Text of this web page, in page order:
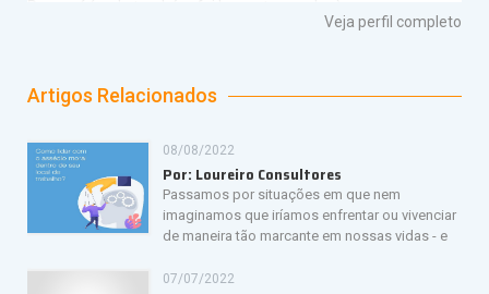
e D'Amaro Odontologia Estética
Manager Magazine, da qual foi o primeiro brasileiro a sair na
capa (Outubro de 2017). Também “guest writer" do portal
norte-americano
The Company Dimee “Founder of the Week”
na revista californianaDatabird Journal.
Carreira corporativa construída em empresas e organizações
Embaixada dos EUA,Ambev,Souza CruzePhilips
, em
Palestrante, Painelista, Mestre de Cerimônias e Facilitador
Veja perfil completo
Artigos Relacionados
08/08/2022
Por: Loureiro Consultores
Passamos por situações em que nem
imaginamos que iríamos enfrentar ou vivenciar
de maneira tão marcante em nossas vidas - e
de trabalho. A vida é surpreendente, muitas vezes para o mal.
07/07/2022